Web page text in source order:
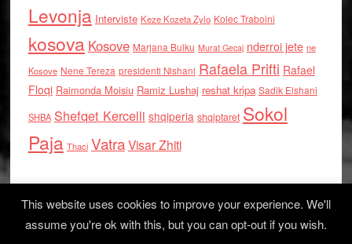
Levonja Interviste Keze Kozeta Zylo Kolec Traboini
kosova Kosove Marjana Bulku Murat Gecaj nderroi jete ne
Kosove Nene Tereza presidenti Nishani Rafaela Prifti Rafael
Floqi Raimonda Moisiu Ramiz Lushaj reshat kripa Sadik Elshani
SHBA Shefqet Kercelli shqiperia shqiptaret Sokol
Paja Thaci VatraVisar Zhiti
This website uses cookies to improve your experience. We'll
assume you're ok with this, but you can opt-out if you wish.